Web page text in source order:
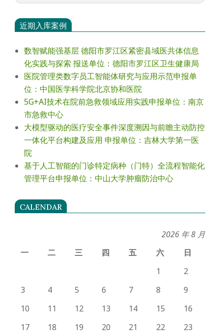
近期入库案例
数智赋能强基层 德阳市罗江区紧密县域医共体信息
化实践与探索 报送单位：德阳市罗江区卫生健康局
医院管理类数字员工智能体研究与应用示范申报单
位：中国医学科学院北京协和医院
5G+AI技术在院前急救领域应用实践申报单位：南京
市急救中心
大模型驱动的医疗安全事件深度溯因与前瞻主动防控
一体化平台构建及应用 申报单位：吉林大学第一医
院
基于人工智能的门诊特定病种（门特）全流程智能化
管理平台申报单位：中山大学肿瘤防治中心
CALENDAR
2026 年 8 月
一
二 三 四 五 六
日
1
2
3
4 5 6 7 8
9
10
11 12 13 14 15
16
17
18 19 20 21 22 23